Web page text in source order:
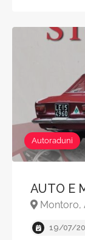
Autoraduni
AUTO E
Montoro,
19/07/